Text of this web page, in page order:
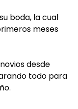
boda, la cual
meses
desde
todo para